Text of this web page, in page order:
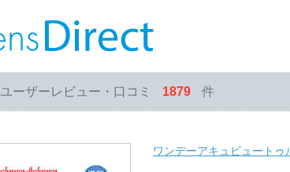
ユーザーレビュー・口コミ 1879 件
ワンデーアキュビュート